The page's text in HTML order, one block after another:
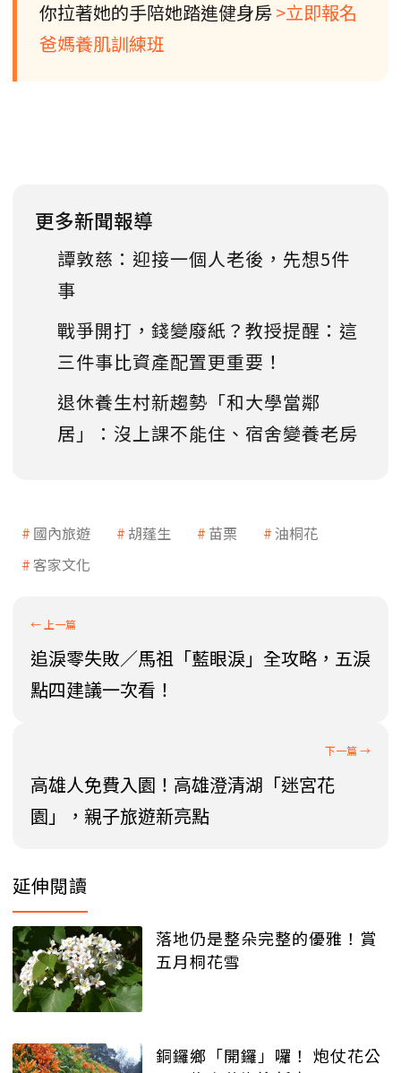
你拉著她的手陪她踏進健身房>立即報名
爸媽養肌訓練班
更多新聞報導
譚敦慈：迎接一個人老後，先想5件
事
戰爭開打，錢變廢紙？教授提醒：這
三件事比資產配置更重要！
退休養生村新趨勢「和大學當鄰
居」：沒上課不能住、宿舍變養老房
國內旅遊 胡蓬生 苗栗
油桐花
客家文化
追淚零失敗／馬祖「藍眼淚」全攻略，五淚
點四建議一次看！
高雄人免費入園！高雄澄清湖「迷宮花
園」，親子旅遊新亮點
延伸閱讀
落地仍是整朵完整的優雅！賞
五月桐花雪
銅鑼鄉「開鑼」囉！ 炮仗花公